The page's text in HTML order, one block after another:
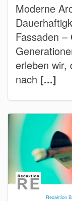
Moderne
Fassaden –
erleben wir,
nach [...]
Redaktion